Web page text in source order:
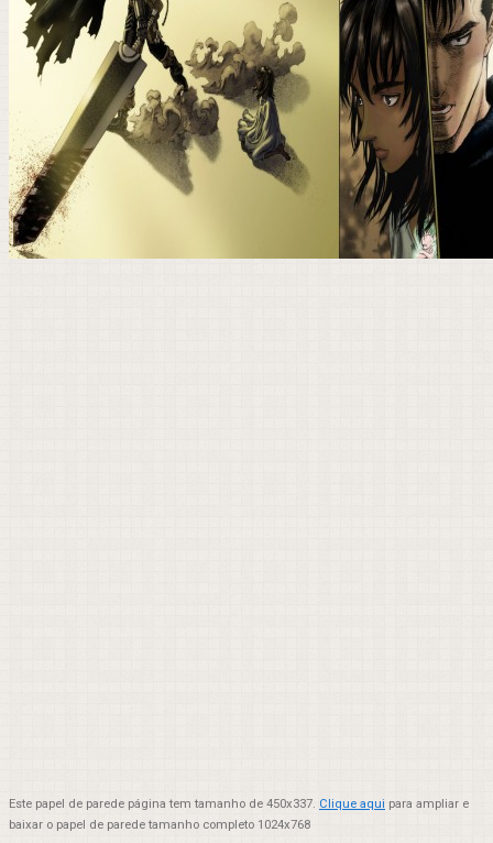
Este papel de parede página tem tamanho de 450x337. Clique aqui para ampliar e
baixar o papel de parede tamanho completo 1024x768